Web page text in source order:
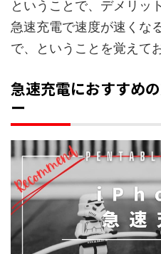
ということで、デメリッ
急速充電で速度が速くな
で、ということを覚えて
急速充電におすすめ
ー